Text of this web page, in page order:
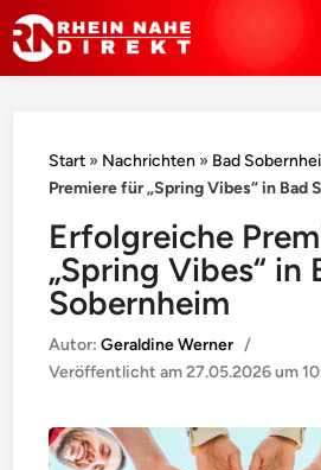
Start » Nachrichten » Bad
Premiere für „Spring Vibes“ in Bad
Erfolgreiche
„Spring Vibes“ in
Sobernheim
Autor:Geraldine Werner /
Veröffentlicht am27.05.2026 um